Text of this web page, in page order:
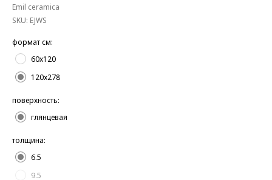
Emil ceramica
SKU: EJWS
формат см:
60x120
120x278
поверхность:
глянцевая
толщина:
6.5
9.5